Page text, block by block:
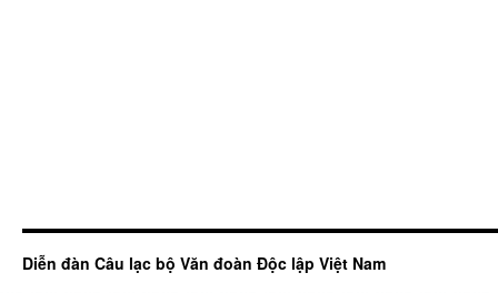
Diễn đàn Câu lạc bộ Văn đoàn Độc lập Việt Nam